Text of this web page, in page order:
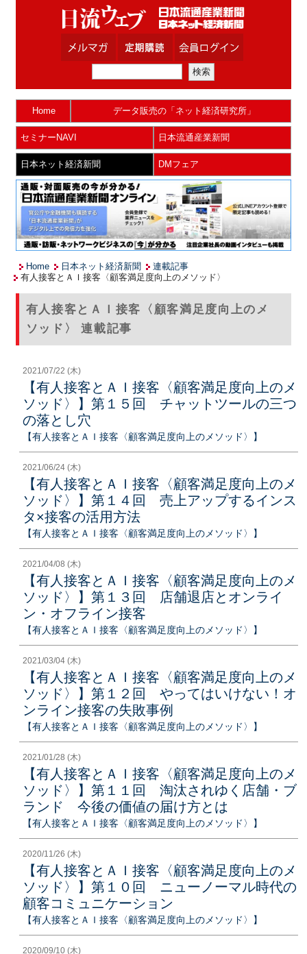
Home データ販売の「ネット経済研究所」
セミナーNAVI 日本流通産業新聞
日本ネット経済新聞 DMフェア
Home 日本ネット経済新聞
連載記事
有人接客とＡＩ接客〈顧客満足度向上のメソッド〉
有人接客とＡＩ接客〈顧客満足度向上のメ
ソッド〉 連載記事
2021/07/22 (木)
【有人接客とＡＩ接客〈顧客満足度向上のメ
ソッド〉】第１５回 チャットツールの三つ
の落とし穴
【有人接客とＡＩ接客〈顧客満足度向上のメソッド〉】
2021/06/24 (木)
【有人接客とＡＩ接客〈顧客満足度向上のメ
ソッド〉】第１４回 売上アップするインス
タ×接客の活用方法
【有人接客とＡＩ接客〈顧客満足度向上のメソッド〉】
2021/04/08 (木)
【有人接客とＡＩ接客〈顧客満足度向上のメ
ソッド〉】第１３回 店舗退店とオンライ
ン・オフライン接客
【有人接客とＡＩ接客〈顧客満足度向上のメソッド〉】
2021/03/04 (木)
【有人接客とＡＩ接客〈顧客満足度向上のメ
ソッド〉】第１２回 やってはいけない！オ
ンライン接客の失敗事例
【有人接客とＡＩ接客〈顧客満足度向上のメソッド〉】
2021/01/28 (木)
【有人接客とＡＩ接客〈顧客満足度向上のメ
ソッド〉】第１１回 淘汰されゆく店舗・ブ
ランド 今後の価値の届け方とは
【有人接客とＡＩ接客〈顧客満足度向上のメソッド〉】
2020/11/26 (木)
【有人接客とＡＩ接客〈顧客満足度向上のメ
ソッド〉】第１０回 ニューノーマル時代の
顧客コミュニケーション
【有人接客とＡＩ接客〈顧客満足度向上のメソッド〉】
2020/09/10 (木)